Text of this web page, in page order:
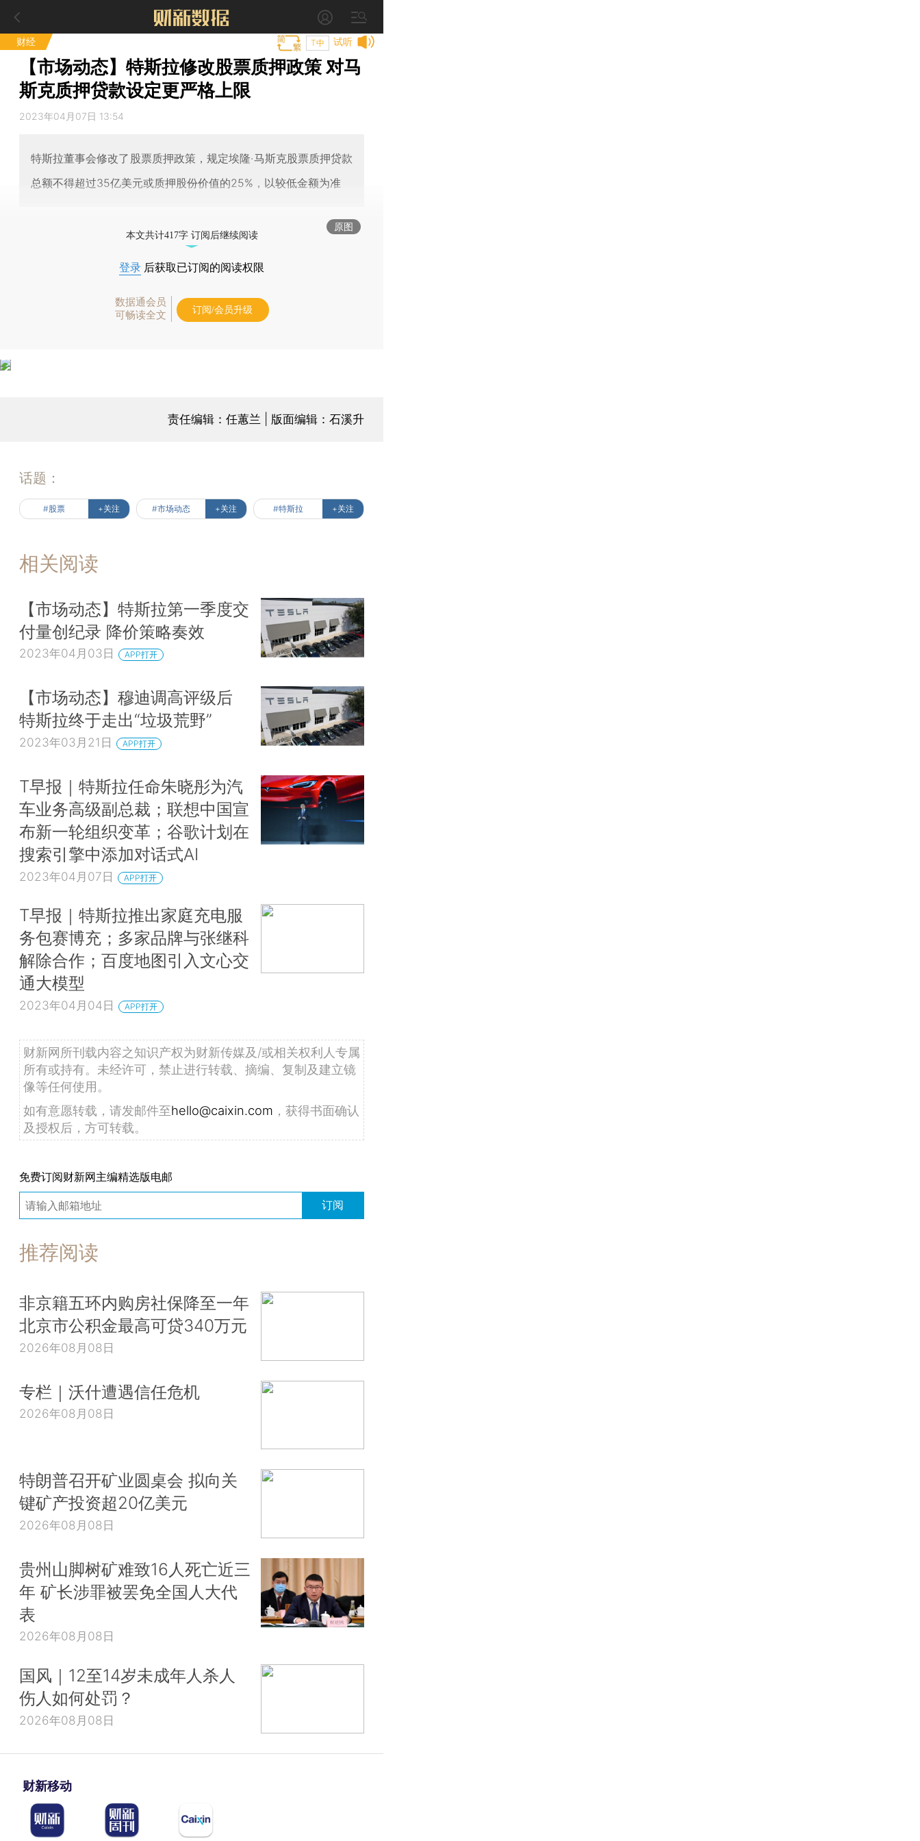
财经 试听
T中
【市场动态】特斯拉修改股票质押政策 对马
斯克质押贷款设定更严格上限
2023年04月07日 13:54
特斯拉董事会修改了股票质押政策，规定埃隆·马斯克股票质押贷款
总额不得超过35亿美元或质押股份价值的25%，以较低金额为准
原图
本文共计417字 订阅后继续阅读
登录 后获取已订阅的阅读权限
数据通会员
可畅读全文
订阅/会员升级
责任编辑：任蕙兰 | 版面编辑：石溪升
话题：
#股票 +关注 #市场动态 +关注 #特斯拉 +关注
相关阅读
【市场动态】特斯拉第一季度交
付量创纪录 降价策略奏效
2023年04月03日 APP打开
【市场动态】穆迪调高评级后
特斯拉终于走出“垃圾荒野”
2023年03月21日 APP打开
T早报｜特斯拉任命朱晓彤为汽
车业务高级副总裁；联想中国宣
布新一轮组织变革；谷歌计划在
搜索引擎中添加对话式AI
2023年04月07日 APP打开
T早报｜特斯拉推出家庭充电服
务包赛博充；多家品牌与张继科
解除合作；百度地图引入文心交
通大模型
2023年04月04日 APP打开
财新网所刊载内容之知识产权为财新传媒及/或相关权利人专属
所有或持有。未经许可，禁止进行转载、摘编、复制及建立镜
像等任何使用。
如有意愿转载，请发邮件至hello@caixin.com ，获得书面确认
及授权后，方可转载。
免费订阅财新网主编精选版电邮
订阅
推荐阅读
非京籍五环内购房社保降至一年
北京市公积金最高可贷340万元
2026年08月08日
专栏｜沃什遭遇信任危机
2026年08月08日
特朗普召开矿业圆桌会 拟向关
键矿产投资超20亿美元
2026年08月08日
贵州山脚树矿难致16人死亡近三
年 矿长涉罪被罢免全国人大代
表
2026年08月08日
国风｜12至14岁未成年人杀人
伤人如何处罚？
2026年08月08日
财新移动